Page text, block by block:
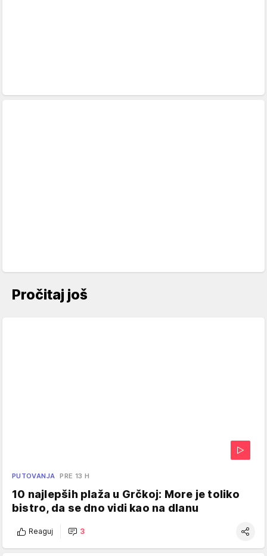
Pročitaj još
PUTOVANJA PRE 13 H
10 najlepših plaža u Grčkoj: More je toliko
bistro, da se dno vidi kao na dlanu
Reaguj 3